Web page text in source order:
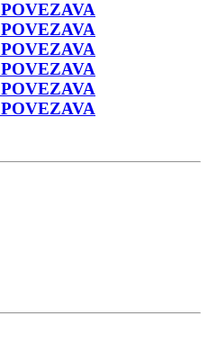
POVEZAVA
POVEZAVA
POVEZAVA
POVEZAVA
POVEZAVA
POVEZAVA